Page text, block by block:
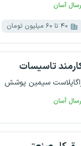
آسان
۴۰ تا ۶۰ میلیون تومان
تاسیسات
سیمین پوشش
آسان